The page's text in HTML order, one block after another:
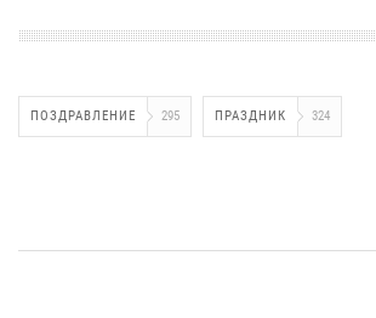
ПОЗДРАВЛЕНИЕ 295 ПРАЗДНИК 324